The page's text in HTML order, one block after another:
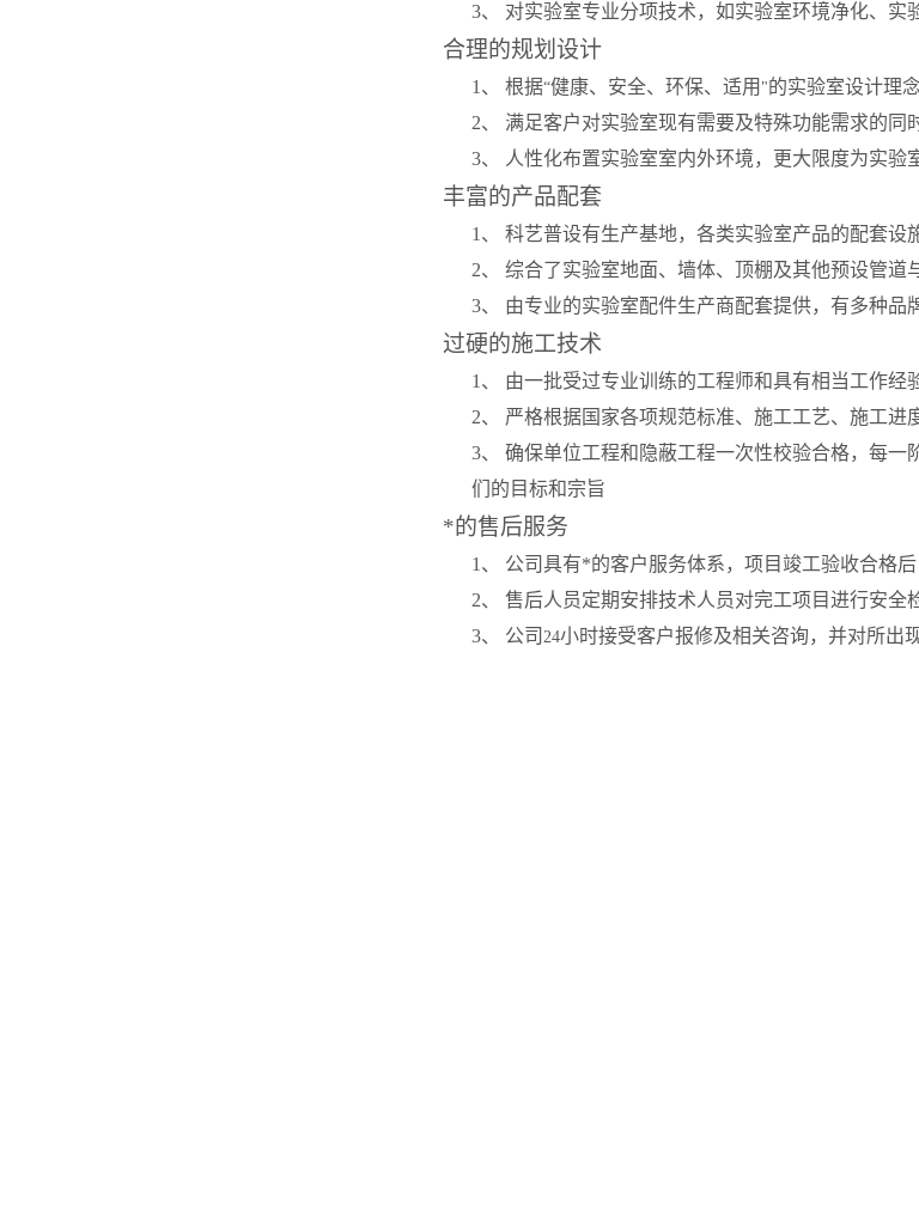
3、 对实验室专业分项技术，如实验室环境净化、实
合理的规划设计
1 、 根据“健康、安全、环保、适用 "的实验室设计理
2、 满足客户对实验室现有需要及特殊功能需求的同
3、 人性化布置实验室室内外环境，更大限度为实验
丰富的产品配套
1 、 科艺普设有生产基地，各类实验室产品的配套设
2、 综合了实验室地面、墙体、顶棚及其他预设管道
3、 由专业的实验室配件生产商配套提供，有多种品
过硬的施工技术
1 、 由一批受过专业训练的工程师和具有相当工作经
2、 严格根据国家各项规范标准、施工工艺、施工进
3、 确保单位工程和隐蔽工程一次性校验合格，每
们的目标和宗旨
*的售后服务
1 、 公司具有*的客户服务体系，项目竣工验收合格
2、 售后人员定期安排技术人员对完工项目进行安全
3、 公司 24小时接受客户报修及相关咨询，并对所出